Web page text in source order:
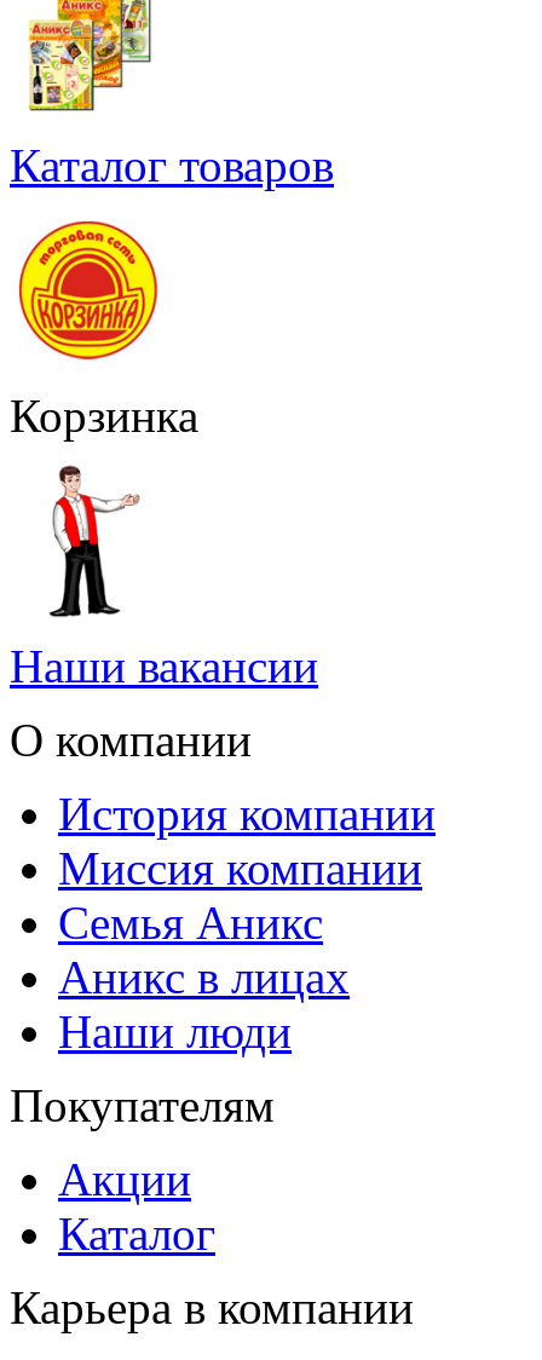
Каталог товаров
Корзинка
Наши вакансии
О компании
История компании
Миссия компании
Семья Аникс
Аникс в лицах
Наши люди
Покупателям
Акции
Каталог
Карьера в компании